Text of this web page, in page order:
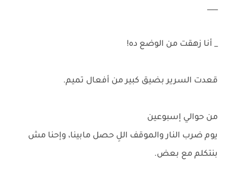
___
_ أنا زهقت من الوضع ده!
قعدت السرير بضيق كبير من أفعال تميم.
من حوالي إسبوعين
يوم ضرب النار والموقف اللِ حصل مابينا، وإحنا مش
بنتكلم مع بعض.